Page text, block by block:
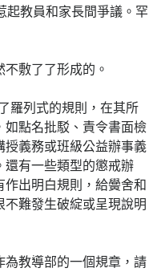
起教員和家長間爭議。罕
敷了了形成的。
羅列式的規則，在其所
如點名批駁、責令書面檢
授義務或班級公益辦事義
還有一些類型的懲戒辦
出明白規則，給黌舍和
難發生破綻或呈現說明
為教導部的一個規章，請